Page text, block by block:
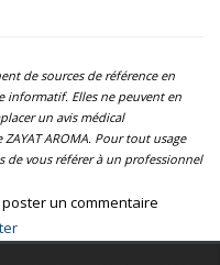
de sources de référence en
informatif. Elles ne peuvent en
un avis médical
AROMA. Pour tout usage
vous référer à un professionnel
un commentaire